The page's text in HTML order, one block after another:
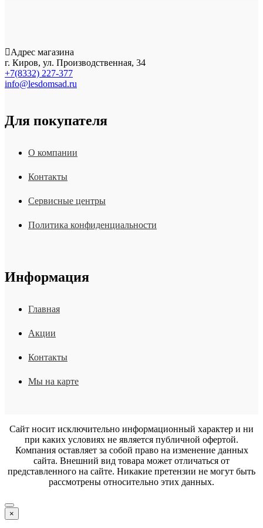
Адрес магазина
г. Киров, ул. Производственная, 34
+7(8332) 227-377
info@lesdomsad.ru
Для покупателя
О компании
Контакты
Сервисные центры
Политика конфиденциальности
Информация
Главная
Акции
Контакты
Мы на карте
Сайт носит исключительно информационный характер и ни
при каких условиях не является публичной офертой.
Компания оставляет за собой право на изменение данных
сайта. Внешний вид товара может отличаться от
представленного на сайте. Никакие претензии не могут быть
рассмотрены относительно этих данных.
×